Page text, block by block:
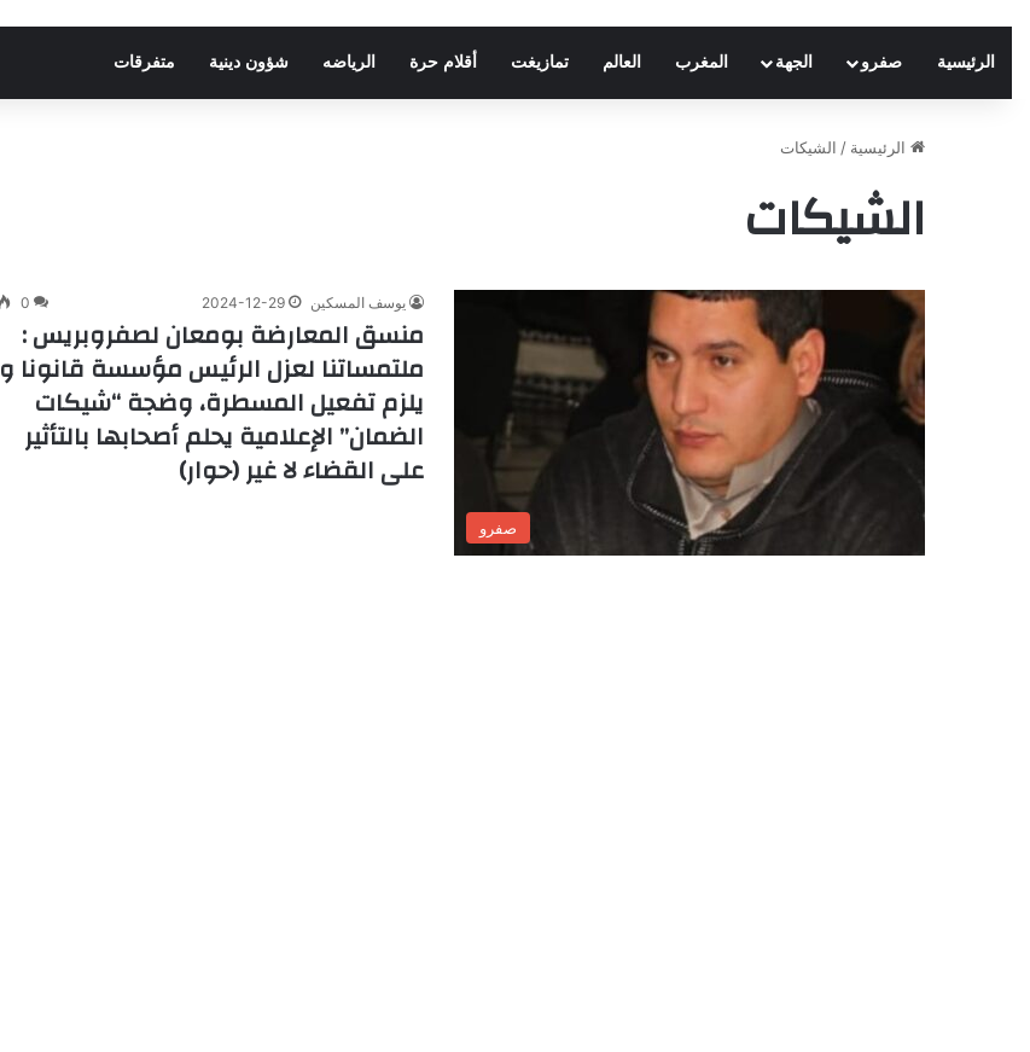
الرئيسية صفرو الجهة المغرب العالم تمازيغت أقلام حرة الرياضه شؤون دينية متفرقات
الرئيسية / الشيكات
الشيكات
صفرو
يوسف المسكين 2024-12-29
0
منسق المعارضة بومعان لصفروبريس :
ملتمساتنا لعزل الرئيس مؤسسة قانونا و
يلزم تفعيل المسطرة، وضجة “شيكات
الضمان” الإعلامية يحلم أصحابها بالتأثير
على القضاء لا غير (حوار)